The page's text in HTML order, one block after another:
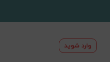
وارد شوید